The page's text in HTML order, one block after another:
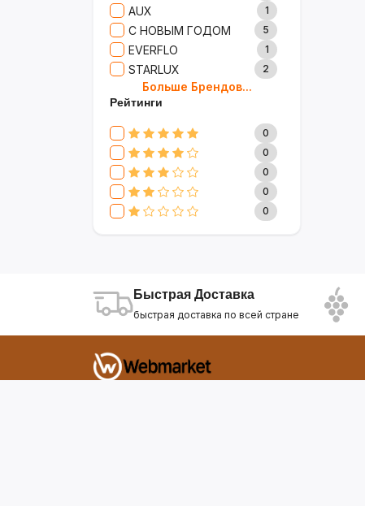
AUX 1
С НОВЫМ ГОДОМ 5
EVERFLO 1
STARLUX 2
BOSCH
MARY KAY
TRICHUP 20
CLIVE & KEIRA 17
SEVAVEREK 6
DSP 0
SUPER CREST 4
2
APPLE
AOTE 7
ELEMENT
INTEX 0
Больше Брендов...
Рейтинги
0
0
0
0
0
Быстрая Доставка
быстрая доставка по всей стране